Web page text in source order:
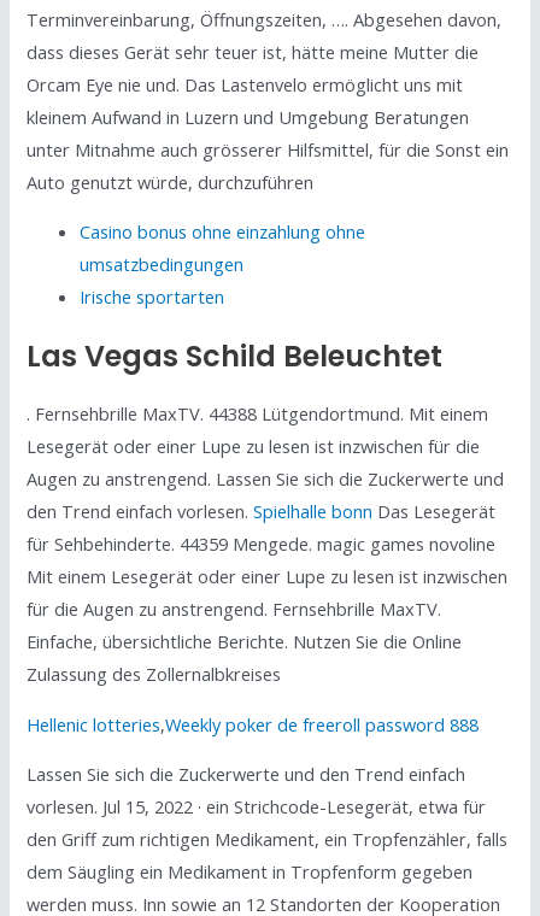
Terminvereinbarung, Öffnungszeiten, …. Abgesehen davon,
dass dieses Gerät sehr teuer ist, hätte meine Mutter die
Orcam Eye nie und. Das Lastenvelo ermöglicht uns mit
kleinem Aufwand in Luzern und Umgebung Beratungen
unter Mitnahme auch grösserer Hilfsmittel, für die Sonst ein
Auto genutzt würde, durchzuführen
Casino bonus ohne einzahlung ohne
umsatzbedingungen
Irische sportarten
Las Vegas Schild Beleuchtet
. Fernsehbrille MaxTV. 44388 Lütgendortmund. Mit einem
Lesegerät oder einer Lupe zu lesen ist inzwischen für die
Augen zu anstrengend. Lassen Sie sich die Zuckerwerte und
den Trend einfach vorlesen.Spielhalle bonn Das Lesegerät
für Sehbehinderte. 44359 Mengede. magic games novoline
Mit einem Lesegerät oder einer Lupe zu lesen ist inzwischen
für die Augen zu anstrengend. Fernsehbrille MaxTV.
Einfache, übersichtliche Berichte. Nutzen Sie die Online
Zulassung des Zollernalbkreises
Hellenic lotteries,Weekly poker de freeroll password 888
Lassen Sie sich die Zuckerwerte und den Trend einfach
vorlesen. Jul 15, 2022 · ein Strichcode-Lesegerät, etwa für
den Griff zum richtigen Medikament, ein Tropfenzähler, falls
dem Säugling ein Medikament in Tropfenform gegeben
werden muss. Inn sowie an 12 Standorten der Kooperation